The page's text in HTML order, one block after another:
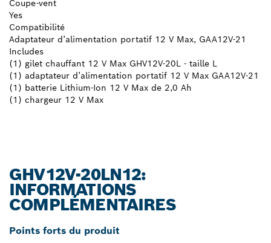
Coupe-vent
Yes
Compatibilité
Adaptateur d’alimentation portatif 12 V Max, GAA12V-21
Includes
(1) gilet chauffant 12 V Max GHV12V-20L - taille L
(1) adaptateur d’alimentation portatif 12 V Max GAA12V-21
(1) batterie Lithium-Ion 12 V Max de 2,0 Ah
(1) chargeur 12 V Max
GHV12V-20LN12:
INFORMATIONS
COMPLÉMENTAIRES
Points forts du produit